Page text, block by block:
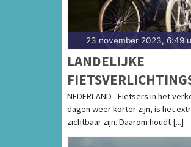
23 november 2023, 6:49
LANDELIJKE
DAT JE OPVALT
NEDERLAND - Fietsers in het
dagen weer korter zijn, is het
zichtbaar zijn. Daarom houdt [...]